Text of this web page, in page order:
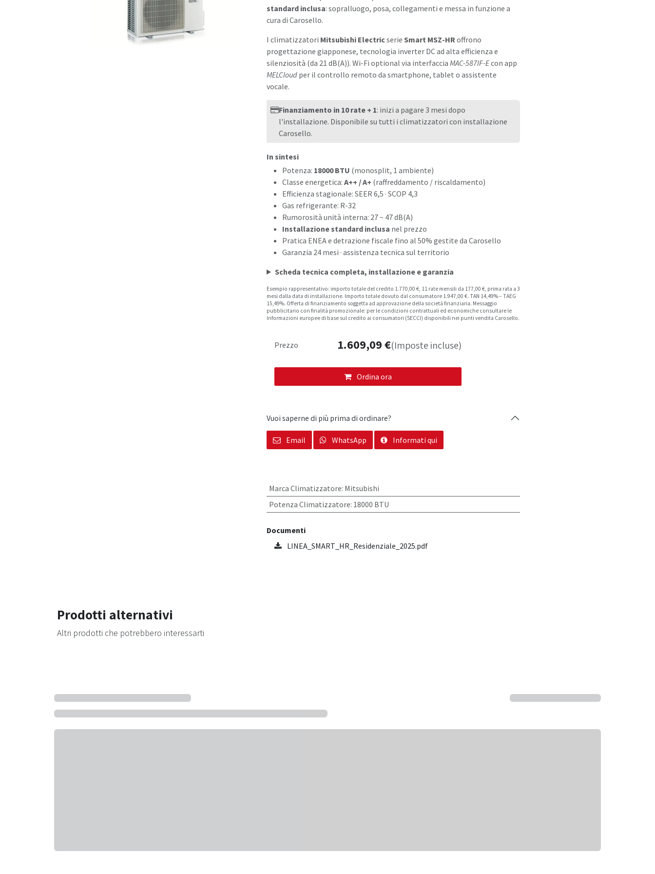
standard inclusa: sopralluogo, posa, collegamenti e messa in funzione a
cura di Carosello.
I climatizzatori Mitsubishi Electricserie Smart MSZ-HRoffrono
progettazione giapponese, tecnologia inverter DC ad alta efficienza e
silenziosità (da 21 dB(A)). Wi-Fi optional via interfaccia MAC-587IF-Econ app
MELCloudper il controllo remoto da smartphone, tablet o assistente
vocale.
Finanziamento in 10 rate + 1: inizi a pagare 3 mesi dopo
l'installazione. Disponibile su tutti i climatizzatori con installazione
Carosello.
In sintesi
Potenza: 18000 BTU (monosplit, 1 ambiente)
Classe energetica: A++ / A+ (raffreddamento / riscaldamento)
Efficienza stagionale: SEER 6,5 · SCOP 4,3
Gas refrigerante: R-32
Rumorosità unità interna: 27 ~ 47 dB(A)
Installazione standard inclusa nel prezzo
Pratica ENEA e detrazione fiscale fino al 50% gestite da Carosello
Garanzia 24 mesi · assistenza tecnica sul territorio
Scheda tecnica completa, installazione e garanzia
Esempio rappresentativo: importo totale del credito 1.770,00 €, 11 rate mensili da 177,00 €, prima rata a 3
mesi dalla data di installazione. Importo totale dovuto dal consumatore 1.947,00 €. TAN 14,49% – TAEG
15,49%. Offerta di finanziamento soggetta ad approvazione della società finanziaria. Messaggio
pubblicitario con finalità promozionale: per le condizioni contrattuali ed economiche consultare le
Informazioni europee di base sul credito ai consumatori (SECCI) disponibili nei punti vendita Carosello.
Ordina ora
Prezzo 1.609,09€(Imposte incluse)
Vuoi saperne di più prima di ordinare?
Email WhatsApp Informati qui
Marca Climatizzatore: Mitsubishi
Potenza Climatizzatore: 18000 BTU
Documenti
LINEA_SMART_HR_Residenziale_2025.pdf
Prodotti alternativi
Altri prodotti che potrebbero interessarti